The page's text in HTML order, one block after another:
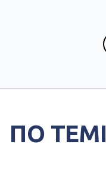
ПО ТЕМІ